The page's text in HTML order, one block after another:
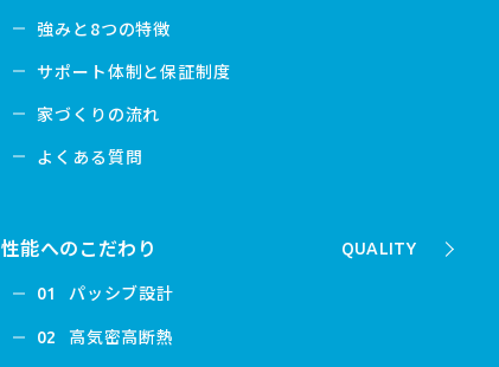
強みと8つの特徴
サポート体制と保証制度
家づくりの流れ
よくある質問
QUALITY
性能へのこだわり
01 パッシブ設計
02 高気密高断熱